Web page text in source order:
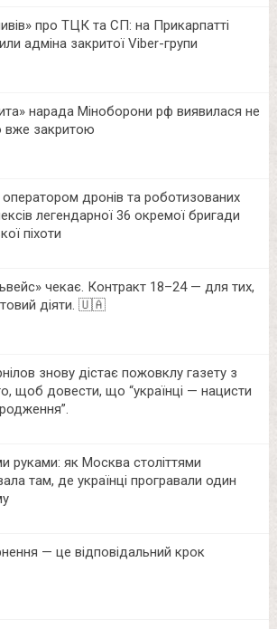
про ТЦК та СП: на Прикарпатті
адміна закритої Viber-групи
нарада Міноборони рф виявилася не
вже закритою
дронів та роботизованих
легендарної 36 окремої бригади
піхоти
чекає. Контракт 18–24 — для тих,
діяти. 🇺🇦
знову дістає пожовклу газету з
щоб довести, що “українці — нацисти
руками: як Москва століттями
там, де українці програвали один
— це відповідальний крок